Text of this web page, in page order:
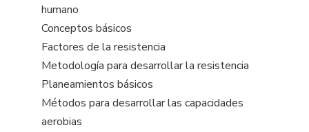
humano
Conceptos básicos
Factores de la resistencia
Metodología para desarrollar la resistencia
Planeamientos básicos
Métodos para desarrollar las capacidades
aerobias